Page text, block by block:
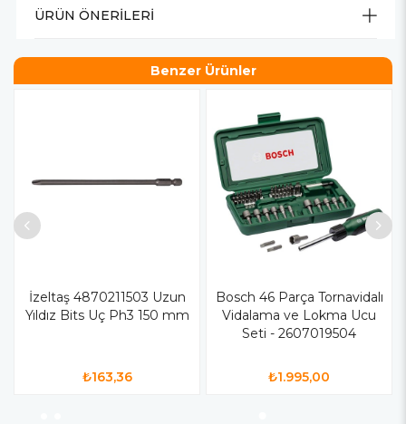
ÜRÜN ÖNERILERI
Benzer Ürünler
İzeltaş 4870211503 Uzun
Yıldız Bits Uç Ph3 150 mm
₺163,36
Bosch 46 Parça Tornavidalı
Vidalama ve Lokma Ucu
Seti - 2607019504
₺1.995,00